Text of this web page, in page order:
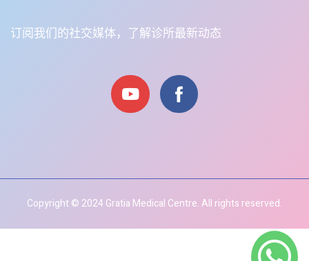
订阅我们的社交媒体，了解诊所最新动态
Copyright © 2024 Gratia Medical Centre. All rights reserved.